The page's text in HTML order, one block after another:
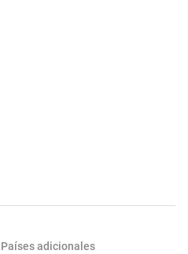
Países adicionales